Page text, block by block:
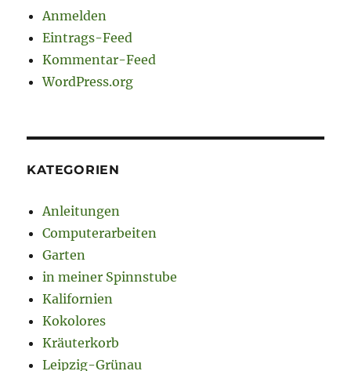
Anmelden
Eintrags-Feed
Kommentar-Feed
WordPress.org
KATEGORIEN
Anleitungen
Computerarbeiten
Garten
in meiner Spinnstube
Kalifornien
Kokolores
Kräuterkorb
Leipzig-Grünau